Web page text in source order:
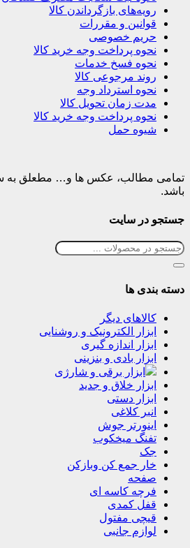
رویه‌های بازگرداندن کالا
قوانین و مقررات
حریم خصوصی
نحوه پرداخت وجه خرید کالا
نحوه فسخ خدمات
روند مرجوعی کالا
نحوه استرداد وجه
مدت زمان تحویل کالا
نحوه پرداخت وجه خرید کالا
شیوه حمل
تمامی مطالب، عکس ها و… مطعلق به
باشد.
جستجو در سایت
دسته بندی ها
کالاهای دیگر
ابزار الکترونیک و روشنایی
ابزار اندازه گیری
ابزار بادی و بنزینی
ابزار برقی و شارژی
ابزار خلاق و جدید
ابزار دستی
انبر کلاغی
اینورتر جوش
تفنگ میخکوب
جک
خار جمع کن وبازکن
صفحه
فرچه کاسه ای
قفل کمدی
قیچی مفتول
لوازم جانبی